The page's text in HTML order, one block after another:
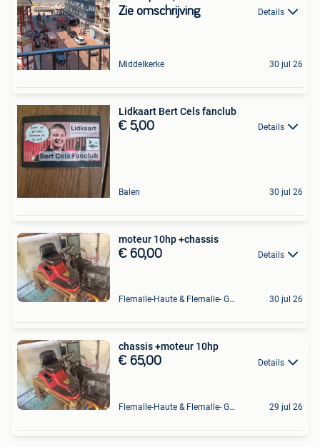
Zie omschrijving Details
Middelkerke 30 jul 26
Lidkaart Bert Cels fanclub
€ 5,00 Details
Balen 30 jul 26
moteur 10hp +chassis
€ 60,00 Details
Flemalle-Haute & Flemalle- Grande & Partie Awirs 30 jul 26
chassis +moteur 10hp
€ 65,00 Details
Flemalle-Haute & Flemalle- Grande & Partie Awirs 29 jul 26